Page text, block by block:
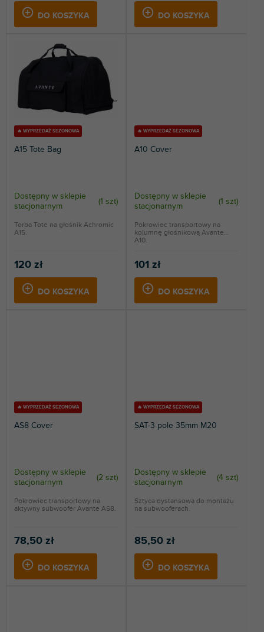
DO KOSZYKA DO KOSZYKA
🔥 WYPRZEDAŻ SEZONOWA
A15 Tote Bag
Dostępny w sklepie
stacjonarnym
(1 szt)
120 zł
DO KOSZYKA
Torba Tote na głośnik Achromic
A15.
🔥 WYPRZEDAŻ SEZONOWA
A10 Cover
Dostępny w sklepie
stacjonarnym
(1 szt)
101 zł
DO KOSZYKA
Pokrowiec transportowy na
kolumnę głośnikową Avante
A10.
🔥 WYPRZEDAŻ SEZONOWA
AS8 Cover
Dostępny w sklepie
stacjonarnym
(2 szt)
78,50 zł
DO KOSZYKA
Pokrowiec transportowy na
aktywny subwoofer Avante AS8.
🔥 WYPRZEDAŻ SEZONOWA
SAT-3 pole 35mm M20
Dostępny w sklepie
stacjonarnym
(4 szt)
85,50 zł
DO KOSZYKA
Sztyca dystansowa do montażu
na subwooferach.